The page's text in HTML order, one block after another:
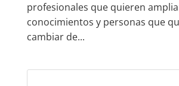
profesionales que quieren
conocimientos y personas que
cambiar de...